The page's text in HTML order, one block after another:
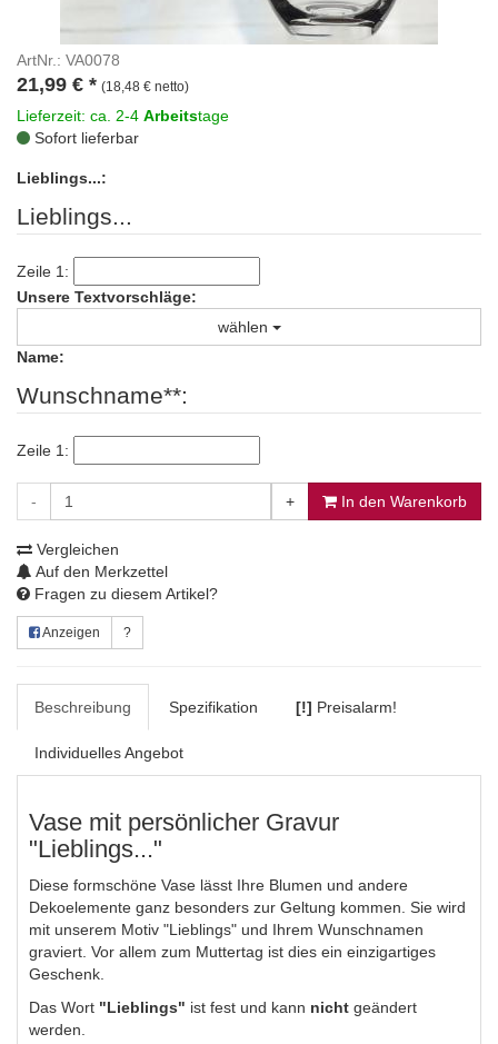
ArtNr.: VA0078
21,99 € * (18,48 € netto)
Lieferzeit: ca. 2-4 Arbeitstage
Sofort lieferbar
Lieblings...:
Lieblings...
Zeile 1:
Unsere Textvorschläge:
wählen
Name:
Wunschname**:
Zeile 1:
- + In den Warenkorb
Vergleichen
Auf den Merkzettel
Fragen zu diesem Artikel?
Anzeigen ?
Beschreibung Spezifikation [!] Preisalarm!
Individuelles Angebot
Vase mit persönlicher Gravur
"Lieblings..."
Diese formschöne Vase lässt Ihre Blumen und andere
Dekoelemente ganz besonders zur Geltung kommen. Sie wird
mit unserem Motiv "Lieblings" und Ihrem Wunschnamen
graviert. Vor allem zum Muttertag ist dies ein einzigartiges
Geschenk.
Das Wort "Lieblings" ist fest und kann nicht geändert
werden.